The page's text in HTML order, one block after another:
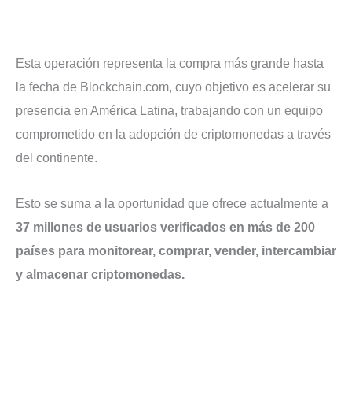
Esta operación representa la compra más grande hasta
la fecha de Blockchain.com, cuyo objetivo es acelerar su
presencia en América Latina, trabajando con un equipo
comprometido en la adopción de criptomonedas a través
del continente.
Esto se suma a la oportunidad que ofrece actualmente a
37 millones de usuarios verificados en más de 200
países para monitorear, comprar, vender, intercambiar
y almacenar criptomonedas.